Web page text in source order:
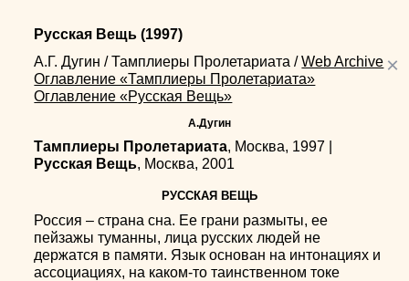
×
Русская Вещь (1997)
А.Г. Дугин / Тамплиеры Пролетариата / Web Archive
Оглавление «Тамплиеры Пролетариата»
Оглавление «Русская Вещь»
А.Дугин
Тамплиеры Пролетариата, Москва, 1997 |
Русская Вещь, Москва, 2001
РУССКАЯ ВЕЩЬ
Россия – страна сна. Ее грани размыты, ее
пейзажы туманны, лица русских людей не
держатся в памяти. Язык основан на интонациях и
ассоциациях, на каком-то таинственном токе